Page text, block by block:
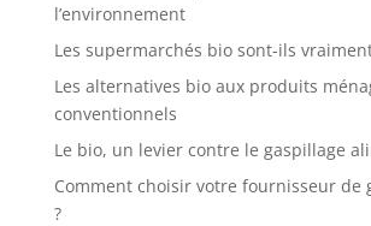
l’environnement
Les supermarchés bio sont-ils
Les alternatives bio aux produits
conventionnels
Le bio, un levier contre le gaspillage
Comment choisir votre fournisseur de
?